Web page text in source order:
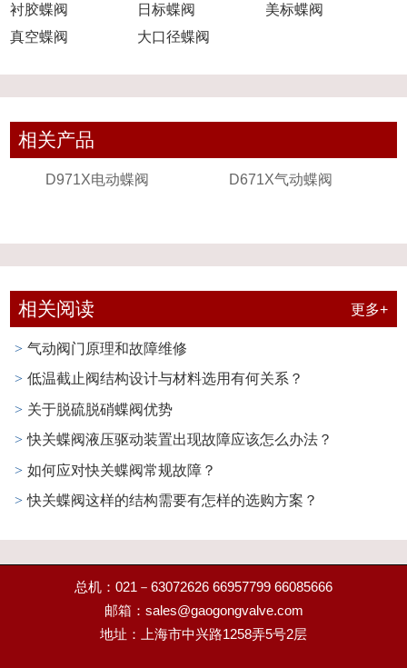
衬胶蝶阀
日标蝶阀
美标蝶阀
真空蝶阀
大口径蝶阀
相关产品
D971X电动蝶阀 D671X气动蝶阀
相关阅读 更多+
> 气动阀门原理和故障维修
> 低温截止阀结构设计与材料选用有何关系？
> 关于脱硫脱硝蝶阀优势
> 快关蝶阀液压驱动装置出现故障应该怎么办法？
> 如何应对快关蝶阀常规故障？
> 快关蝶阀这样的结构需要有怎样的选购方案？
总机：021－ 63072626 66957799 66085666
邮箱： sales@gaogongvalve.com
地址：上海市中兴路1258弄5号2层